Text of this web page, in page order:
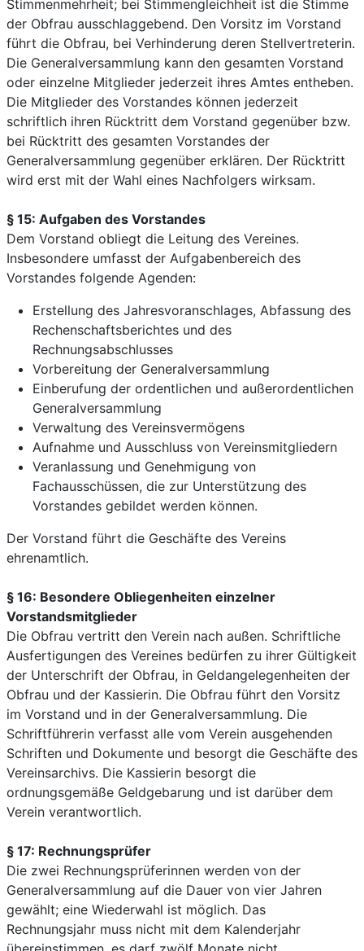
Stimmenmehrheit; bei Stimmengleichheit ist die Stimme
der Obfrau ausschlaggebend. Den Vorsitz im Vorstand
führt die Obfrau, bei Verhinderung deren Stellvertreterin.
Die Generalversammlung kann den gesamten Vorstand
oder einzelne Mitglieder jederzeit ihres Amtes entheben.
Die Mitglieder des Vorstandes können jederzeit
schriftlich ihren Rücktritt dem Vorstand gegenüber bzw.
bei Rücktritt des gesamten Vorstandes der
Generalversammlung gegenüber erklären. Der Rücktritt
wird erst mit der Wahl eines Nachfolgers wirksam.
§ 15: Aufgaben des Vorstandes
Dem Vorstand obliegt die Leitung des Vereines.
Insbesondere umfasst der Aufgabenbereich des
Vorstandes folgende Agenden:
Erstellung des Jahresvoranschlages, Abfassung des
Rechenschaftsberichtes und des
Rechnungsabschlusses
Vorbereitung der Generalversammlung
Einberufung der ordentlichen und außerordentlichen
Generalversammlung
Verwaltung des Vereinsvermögens
Aufnahme und Ausschluss von Vereinsmitgliedern
Veranlassung und Genehmigung von
Fachausschüssen, die zur Unterstützung des
Vorstandes gebildet werden können.
Der Vorstand führt die Geschäfte des Vereins
ehrenamtlich.
§ 16: Besondere Obliegenheiten einzelner
Vorstandsmitglieder
Die Obfrau vertritt den Verein nach außen. Schriftliche
Ausfertigungen des Vereines bedürfen zu ihrer Gültigkeit
der Unterschrift der Obfrau, in Geldangelegenheiten der
Obfrau und der Kassierin. Die Obfrau führt den Vorsitz
im Vorstand und in der Generalversammlung. Die
Schriftführerin verfasst alle vom Verein ausgehenden
Schriften und Dokumente und besorgt die Geschäfte des
Vereinsarchivs. Die Kassierin besorgt die
ordnungsgemäße Geldgebarung und ist darüber dem
Verein verantwortlich.
§ 17: Rechnungsprüfer
Die zwei Rechnungsprüferinnen werden von der
Generalversammlung auf die Dauer von vier Jahren
gewählt; eine Wiederwahl ist möglich. Das
Rechnungsjahr muss nicht mit dem Kalenderjahr